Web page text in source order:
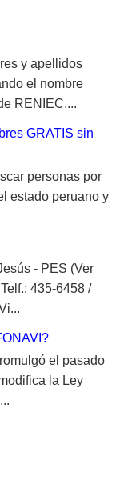
y apellidos
el nombre
RENIEC....
GRATIS sin
personas por
estado peruano y
- PES (Ver
435-6458 /
el pasado
la Ley